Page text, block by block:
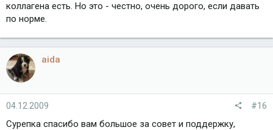
коллагена есть. Но это - честно, очень дорого, если давать
по норме.
aida
04.12.2009 #16
Сурепка спасибо вам большое за совет и поддержку,